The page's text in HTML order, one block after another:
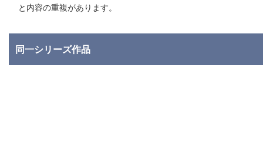
と内容の重複があります。
同一シリーズ作品